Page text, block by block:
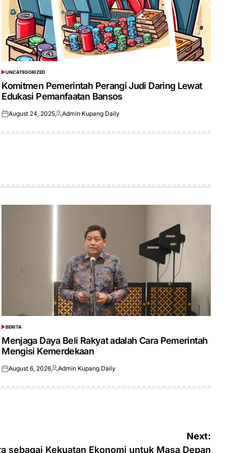
POSTED
IN
UNCATEGORIZED
Komitmen Pemerintah Perangi Judi Daring Lewat
Edukasi Pemanfaatan Bansos
Posted
August 24, 2025Posted
Admin Kupang Daily
POSTED
IN
BERITA
Menjaga Daya Beli Rakyat adalah Cara Pemerintah
Mengisi Kemerdekaan
Posted
August 6, 2026Posted
Admin Kupang Daily
Next:
sebagai Kekuatan Ekonomi untuk Masa Depan